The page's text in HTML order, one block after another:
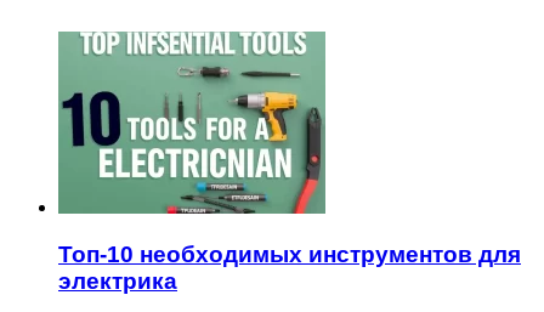
Топ-10 необходимых инструментов для
электрика